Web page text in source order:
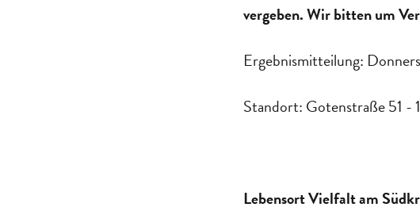
vergeben. Wir bitten um
Ergebnismitteilung:
Standort: Gotenstraße 51 -
Lebensort Vielfalt am